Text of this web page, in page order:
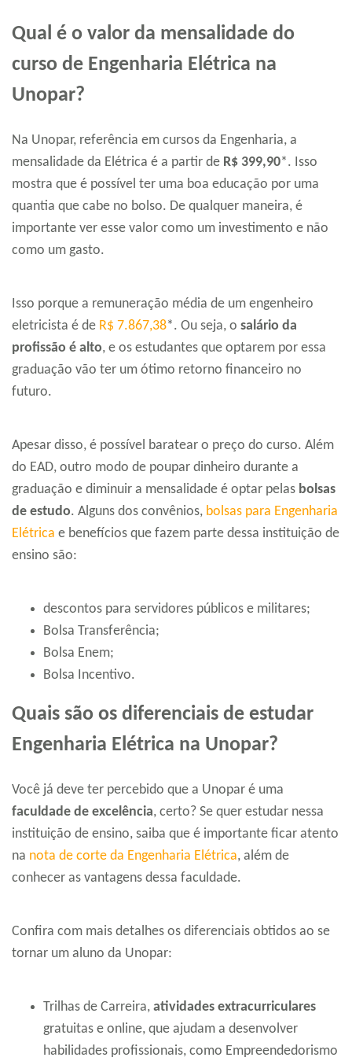
Qual é o valor da mensalidade do
curso de Engenharia Elétrica na
Unopar?
Na Unopar, referência em cursos da Engenharia, a
mensalidade da Elétrica é a partir de R$ 399,90*. Isso
mostra que é possível ter uma boa educação por uma
quantia que cabe no bolso. De qualquer maneira, é
importante ver esse valor como um investimento e não
como um gasto.
Isso porque a remuneração média de um engenheiro
eletricista é de R$ 7.867,38*. Ou seja, o salário da
profissão é alto, e os estudantes que optarem por essa
graduação vão ter um ótimo retorno financeiro no
futuro.
Apesar disso, é possível baratear o preço do curso. Além
do EAD, outro modo de poupar dinheiro durante a
graduação e diminuir a mensalidade é optar pelas bolsas
de estudo. Alguns dos convênios, bolsas para Engenharia
Elétrica e benefícios que fazem parte dessa instituição de
ensino são:
descontos para servidores públicos e militares;
Bolsa Transferência;
Bolsa Enem;
Bolsa Incentivo.
Quais são os diferenciais de estudar
Engenharia Elétrica na Unopar?
Você já deve ter percebido que a Unopar é uma
faculdade de excelência, certo? Se quer estudar nessa
instituição de ensino, saiba que é importante ficar atento
na nota de corte da Engenharia Elétrica, além de
conhecer as vantagens dessa faculdade.
Confira com mais detalhes os diferenciais obtidos ao se
tornar um aluno da Unopar:
Trilhas de Carreira, atividades extracurriculares
gratuitas e online, que ajudam a desenvolver
habilidades profissionais, como Empreendedorismo